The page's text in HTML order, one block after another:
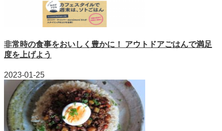
非常時の食事をおいしく豊かに！ アウトドアごはんで満足
度を上げよう
2023-01-25